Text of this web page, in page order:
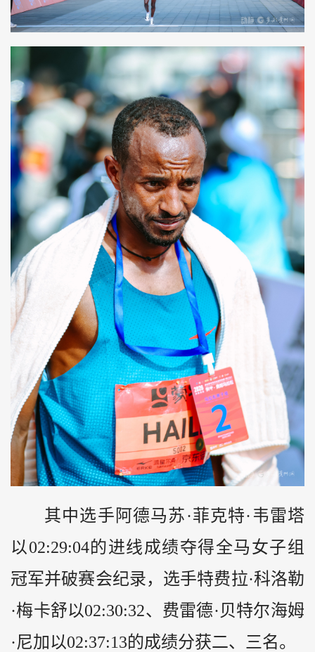
其中选手阿德马苏·菲克特·韦雷塔
以02:29:04的进线成绩夺得全马女子组
冠军并破赛会纪录，选手特费拉·科洛勒
·梅卡舒以02:30:32、费雷德·贝特尔海姆
·尼加以02:37:13的成绩分获二、三名。